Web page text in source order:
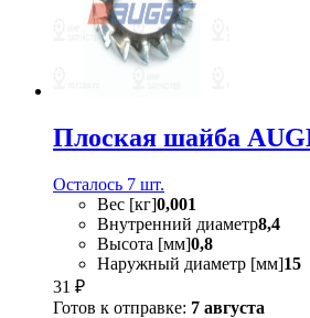
Плоская шайба
Осталось 7 шт.
Вес [кг]0,001
Внутренний диаметр8,4
Высота [мм]0,8
Наружный диаметр [мм]15
31 ₽
Готов к отправке: 7 августа